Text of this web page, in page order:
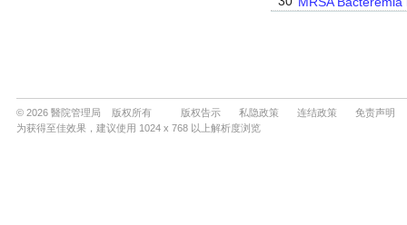
© 2026 醫院管理局 版权所有 版权告示 私隐政策 连结政策
免责声明
为获得至佳效果，建议使用 1024 x 768 以上解析度浏览